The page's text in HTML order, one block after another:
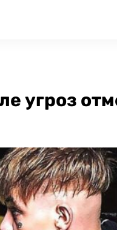
угроз